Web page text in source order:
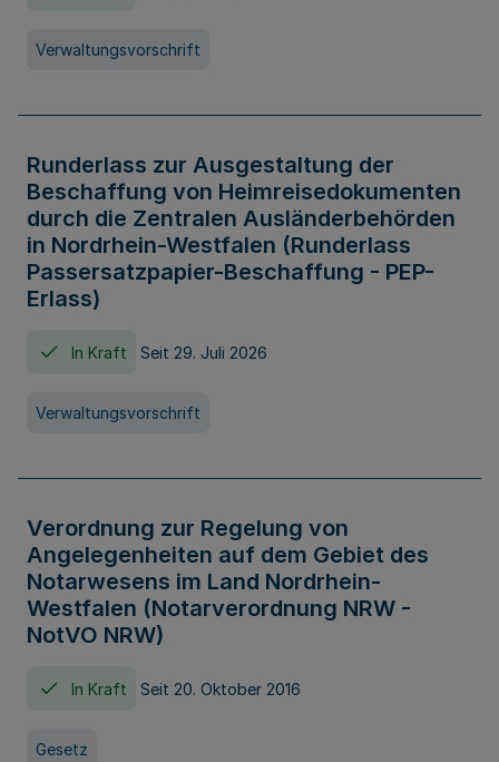
Verwaltungsvorschrift
Runderlass zur Ausgestaltung der
Beschaffung von Heimreisedokumenten
durch die Zentralen Ausländerbehörden
in Nordrhein-Westfalen (Runderlass
Passersatzpapier-Beschaffung - PEP-
Erlass)
In Kraft Seit 29. Juli 2026
Verwaltungsvorschrift
Verordnung zur Regelung von
Angelegenheiten auf dem Gebiet des
Notarwesens im Land Nordrhein-
Westfalen (Notarverordnung NRW -
NotVO NRW)
In Kraft Seit 20. Oktober 2016
Gesetz